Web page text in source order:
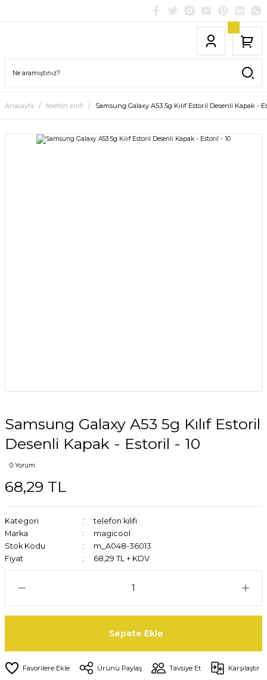
Anasayfa telefon kılıfı Samsung Galaxy A53 5g Kılıf Estoril Desenli Kapak -
Samsung Galaxy A53 5g Kılıf Estoril
Desenli Kapak - Estoril - 10
0 Yorum
68,29 TL
Kategori
telefon kılıfı
Marka
magicool
Stok Kodu
m_A048-36013
Fiyat
68,29 TL + KDV
Sepete Ekle
Ürünü Paylaş Tavsiye Et Karşılaştır